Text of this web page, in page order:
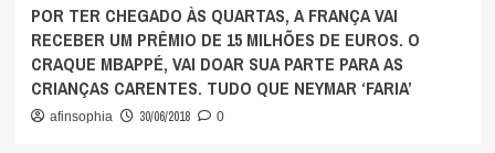
POR TER CHEGADO ÀS QUARTAS, A FRANÇA VAI
RECEBER UM PRÊMIO DE 15 MILHÕES DE EUROS. O
CRAQUE MBAPPÉ, VAI DOAR SUA PARTE PARA AS
CRIANÇAS CARENTES. TUDO QUE NEYMAR ‘FARIA’
afinsophia 30/06/2018 0